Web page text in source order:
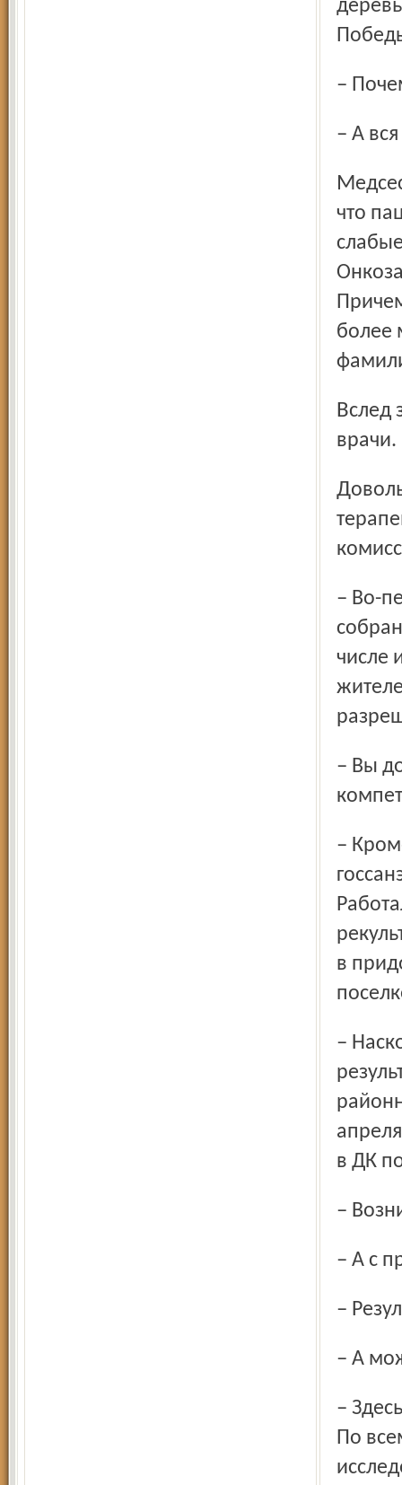
–
– А
Медсестры участковой больницы в один голос отмечают,
что
более
Вслед за медсестрами за получкой стали приходить и
врачи.
Довольно обстоятельным получился у нас разговор с
– Во-первых, это факт, – сказал депутат местного
числе
– Вы доверяете составу комиссии? Есть сомнения в ее
– Кроме меня в комиссии были представители
в
– Насколько мне известно, Михаил Эдуардович,
в ДК
–
– А с
–
– А
– Здесь вы правы. Весь вопрос в том, что именно искать.
По